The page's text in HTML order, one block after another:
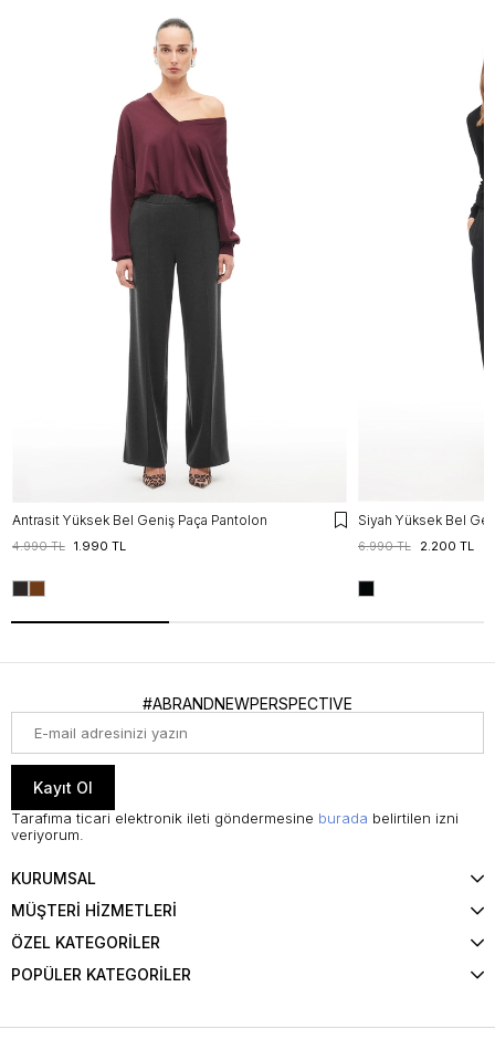
Antrasit Yüksek Bel Geniş Paça Pantolon
1.990 TL
4.990 TL
Siyah Yüksek Bel
2.200 TL
6.990 TL
#ABRANDNEWPERSPECTIVE
Kayıt Ol
Tarafıma ticari elektronik ileti göndermesine burada belirtilen izni
veriyorum.
KURUMSAL
MÜŞTERİ HİZMETLERİ
ÖZEL KATEGORİLER
POPÜLER KATEGORİLER